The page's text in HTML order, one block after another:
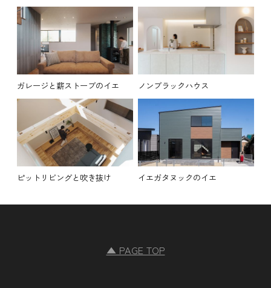
ガレージと薪ストーブのイエ ノンブラックハウス
ピットリビングと吹き抜け イエガタヌックのイエ
▲ PAGE TOP